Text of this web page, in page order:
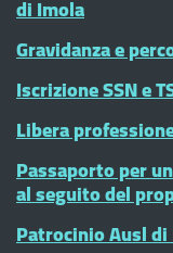
di Imola
Gravidanza e
Iscrizione SSN e
Libera
Passaporto per
al seguito del
Patrocinio Ausl